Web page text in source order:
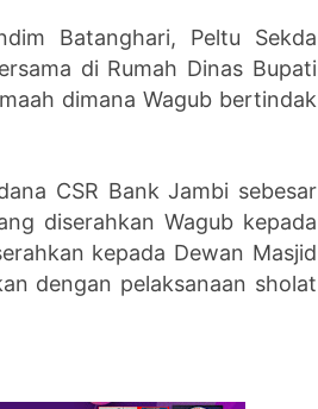
Batanghari, Peltu Sekda
di Rumah Dinas Bupati
dimana Wagub bertindak
CSR Bank Jambi sebesar
diserahkan Wagub kepada
kepada Dewan Masjid
dengan pelaksanaan sholat